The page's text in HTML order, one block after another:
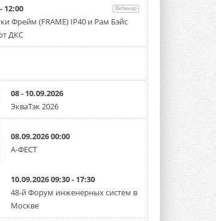
итоги конкурса студенческих
проектов «ТИМ-лидеры 2026»
Новый сезон конкурса «ТИМ-лидеры»
стартует уже в сентябре 2026 года ...
3 АВГУСТА 2026
партнёрство за Уралом
Президент Омского землячества в
Москве Михаил Тимошенко посетил
Омск с трёхдневным рабочим визитом ...
31 ИЮЛЯ 2026
Carrier модернизирует
флагманский чиллер AquaEdge
работающую на хладагенте R1234ze ...
31 ИЮЛЯ 2026
Mitsubishi расширяет
12:00 Вебинар
Фрейм (FRAME) IP40 и Рам Бэйс
ДКС
08 - 10.09.2026
ЭкваТэк 2026
08.09.2026 00:00
А-ФЕСТ
10.09.2026 09:30 - 17:30
48-й Форум инженерных систем в
Москве